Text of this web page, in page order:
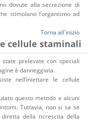
dovute alla secrezione di
stimolano l’organismo ad
Torna all'inizio
cellule staminali
prelevate con speciali
è danneggiata.
nell’iniettare le cellule
questo metodo e alcuni
Tuttavia, non si sa se
della ricrescita della